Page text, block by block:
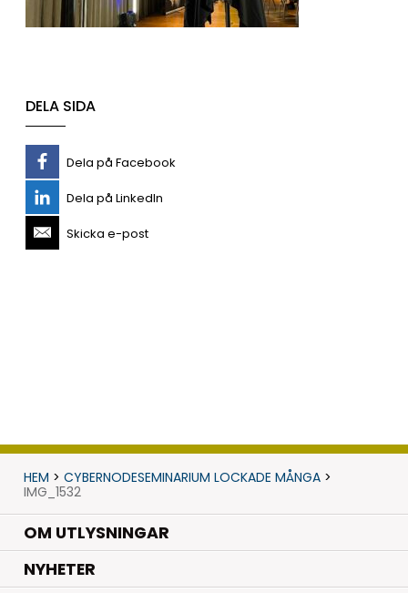
DELA SIDA
Dela på Facebook
Dela på LinkedIn
Skicka e-post
HEM > CYBERNODESEMINARIUM LOCKADE MÅNGA>
IMG_1532
OM UTLYSNINGAR
NYHETER.